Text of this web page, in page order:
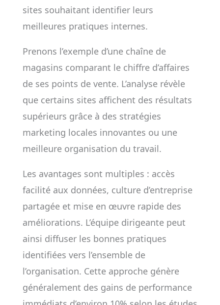
sites souhaitant identifier leurs
meilleures pratiques internes.
Prenons l’exemple d’une chaîne de
magasins comparant le chiffre d’affaires
de ses points de vente. L’analyse révèle
que certains sites affichent des résultats
supérieurs grâce à des stratégies
marketing locales innovantes ou une
meilleure organisation du travail.
Les avantages sont multiples : accès
facilité aux données, culture d’entreprise
partagée et mise en œuvre rapide des
améliorations. L’équipe dirigeante peut
ainsi diffuser les bonnes pratiques
identifiées vers l’ensemble de
l’organisation. Cette approche génère
généralement des gains de performance